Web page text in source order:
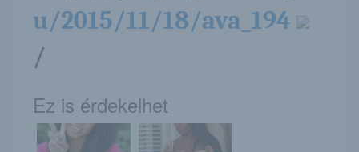
u/2015/11/18/ava_194
/
Ez is érdekelhet